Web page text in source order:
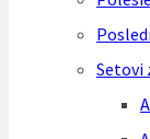
Setovi